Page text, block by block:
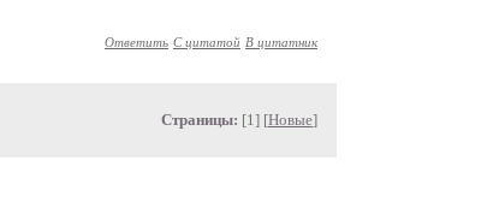
Ответить С цитатой В цитатник
Страницы: [1] [Новые]